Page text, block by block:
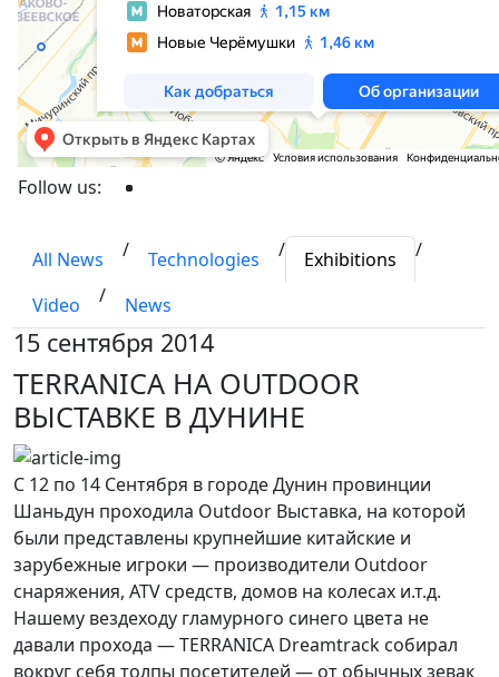
Follow us:
All News / Technologies / Exhibitions /
Video / News
15 сентября 2014
TERRANICA НА OUTDOOR
ВЫСТАВКЕ В ДУНИНЕ
С 12 по 14 Сентября в городе Дунин провинции
Шаньдун проходила Outdoor Выставка, на которой
были представлены крупнейшие китайские и
зарубежные игроки — производители Outdoor
снаряжения, ATV средств, домов на колесах и.т.д.
Нашему вездеходу гламурного синего цвета не
давали прохода — TERRANICA Dreamtrack собирал
вокруг себя толпы посетителей — от обычных зевак